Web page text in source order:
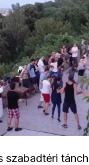
szabadtéri